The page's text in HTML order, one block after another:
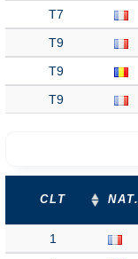
T7
T9
T9
T9
CLT NAT.
1